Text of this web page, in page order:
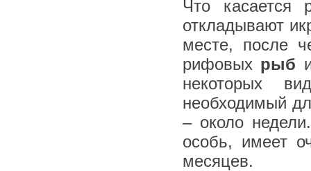
Что касается
откладывают
месте, после
рифовых рыб
некоторых
необходимый
– около
особь, имеет
месяцев.